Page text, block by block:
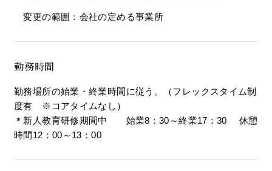
変更の範囲：会社の定める事業所
勤務時間
勤務場所の始業・終業時間に従う。（フレックスタイム制
度有 ※コアタイムなし）
＊新人教育研修期間中 始業8：30～終業17：30 休憩
時間12：00～13：00